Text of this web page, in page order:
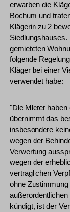
erwarben die
Bochum und
Klägerin zu 2
Siedlungshauses.
gemieteten
folgende
Kläger bei einer
verwendet habe:
"Die Mieter haben
übernimmt das
insbesondere
wegen der
Verwertung
wegen der
vertraglichen
ohne Zustimmung
kündigt, ist der